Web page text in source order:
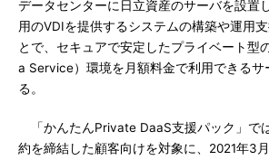
データセンターに日立資産のサーバを設置
用のVDIを提供するシステムの構築や運用
とで、セキュアで安定したプライベート型
a Service）環境を月額料金で利用できるサ
る。
「かんたんPrivate DaaS支援パック」で
約を締結した顧客向けを対象に、2021年3